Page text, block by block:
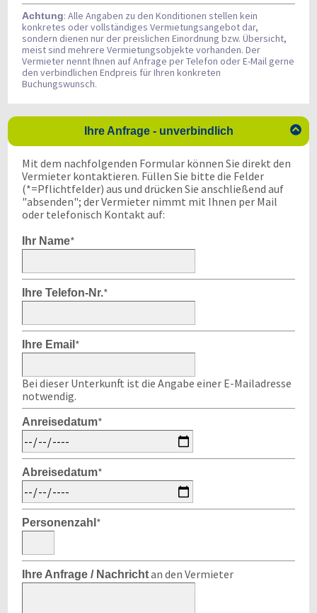
Achtung: Alle Angaben zu den Konditionen stellen kein
konkretes oder vollständiges Vermietungsangebot dar,
sondern dienen nur der preislichen Einordnung bzw. Übersicht,
meist sind mehrere Vermietungsobjekte vorhanden. Der
Vermieter nennt Ihnen auf Anfrage per Telefon oder E-Mail gerne
den verbindlichen Endpreis für Ihren konkreten
Buchungswunsch.
Ihre Anfrage - unverbindlich 
Mit dem nachfolgenden Formular können Sie direkt den
Vermieter kontaktieren. Füllen Sie bitte die Felder
(*=Pflichtfelder) aus und drücken Sie anschließend auf
"absenden"; der Vermieter nimmt mit Ihnen per Mail
oder telefonisch Kontakt auf:
Ihr Name*
Ihre Telefon-Nr.*
Ihre Email *
Bei dieser Unterkunft ist die Angabe einer E-Mailadresse
notwendig.
Anreisedatum*
Abreisedatum*
Personenzahl *
Ihre Anfrage / Nachrichtan den Vermieter